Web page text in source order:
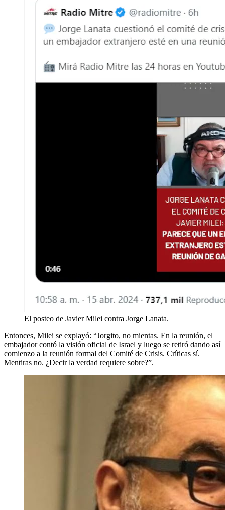
El posteo de Javier Milei contra Jorge Lanata.
Entonces, Milei se explayó: “Jorgito, no mientas. En la reunión, el
embajador contó la visión oficial de Israel y luego se retiró dando así
comienzo a la reunión formal del Comité de Crisis. Críticas sí.
Mentiras no. ¿Decir la verdad requiere sobre?”.